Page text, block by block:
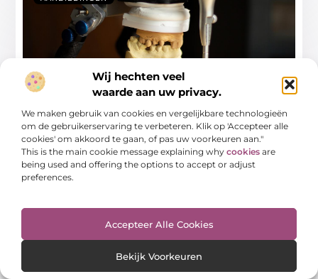
Wij hechten veel
waarde aan uw privacy.
We maken gebruik van cookies en vergelijkbare technologieën
om de gebruikerservaring te verbeteren. Klik op 'Accepteer alle
cookies' om akkoord te gaan, of pas uw voorkeuren aan."
This is the main cookie message explaining why cookies are
being used and offering the options to accept or adjust
preferences.
Accepteer Alle Cookies
Bekijk Voorkeuren
Ontdek Tandarts Almere en Houd je
Glimlach Stralend
Welkom bij Tandarts Almere Of je nu nieuw bent in
Almere of al jaren in